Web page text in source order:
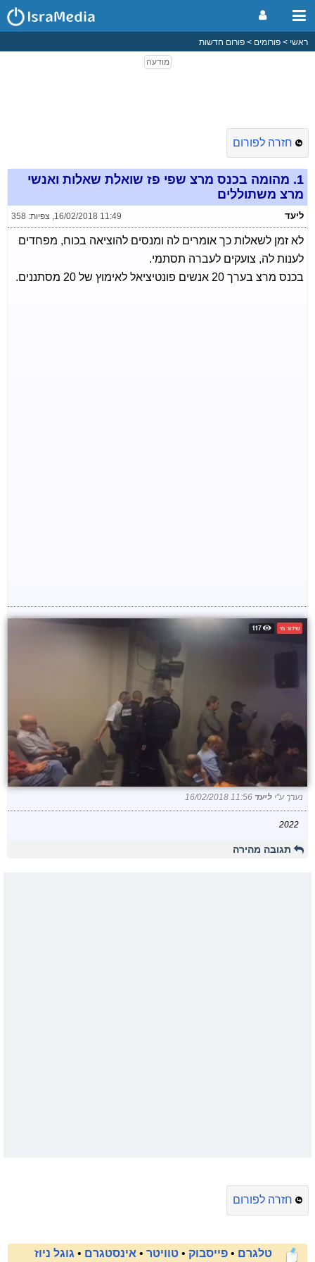
ראשי פורומים פורום חדשות
חזרה לפורום
1. מהומה בכנס מרצ שפי פז שואלת שאלות ואנשי
מרצ משתוללים
ליעד 16/02/2018 11:49
, צפיות: 358
לא זמן לשאלות כך אומרים לה ומנסים להוציאה בכוח, מפחדים
לענות לה, צועקים לעברה תסתמי.
בכנס מרצ בערך 20 אנשים פונטיציאל לאימוץ של 20 מסתננים.
נערך ע"י ליעד 16/02/2018 11:56
2022
תגובה מהירה
חזרה לפורום
טלגרם • פייסבוק • טוויטר • אינסטגרם • גוגל ניוז